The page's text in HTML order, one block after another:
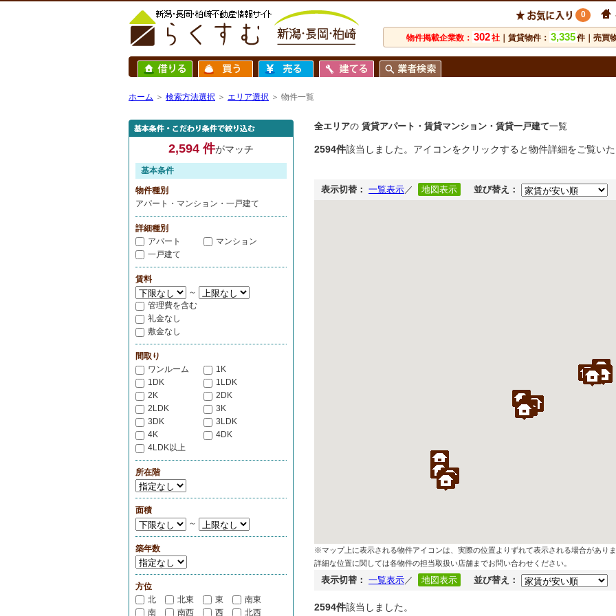
0
物件掲載企業数： 302社 ｜賃貸物件： 3,335件｜売買
ホーム ＞ 検索方法選択 ＞ エリア選択 ＞ 物件一覧
全エリアの 賃貸アパート・賃貸マンション・賃貸一戸建て一覧
2594件該当しました。アイコンをクリックすると物件詳細をご覧いた
表示切替： 一覧表示／ 地図表示 並び替え：
※マップ上に表示される物件アイコンは、実際の位置よりずれて表示される場合がありま
詳細な位置に関しては各物件の担当取扱い店舗までお問い合わせください。
表示切替： 一覧表示／ 地図表示 並び替え：
2594件該当しました。
2,594 件がマッチ
基本条件
物件種別
アパート・マンション・一戸建て
詳細種別
アパート
マンション
一戸建て
賃料
～
管理費を含む
礼金なし
敷金なし
間取り
ワンルーム
1K
1DK
1LDK
2K
2DK
2LDK
3K
3DK
3LDK
4K
4DK
4LDK以上
所在階
面積
～
築年数
方位
北
北東 東
南東
南
南西 西 北西